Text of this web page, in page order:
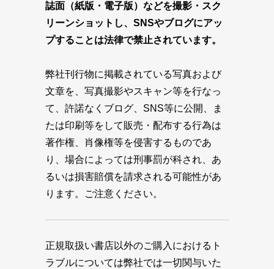
誌面（紙版・電子版）などを撮影・スク
リーンショットし、SNSやブログにアッ
プすることは法律で禁止されています。
弊社刊行物に掲載されている写真および
文章を、写真撮影やスキャン等を行なっ
て、許諾なくブログ、SNS等に公開、ま
たは印刷等をして販売・配布する行為は
著作権、肖像権等を侵害するものであ
り、場合によっては刑事罰が科され、あ
るいは損害賠償を請求される可能性があ
ります。ご注意ください。
正規取扱い書店以外のご購入におけるト
ラブルについては弊社では一切関与いた